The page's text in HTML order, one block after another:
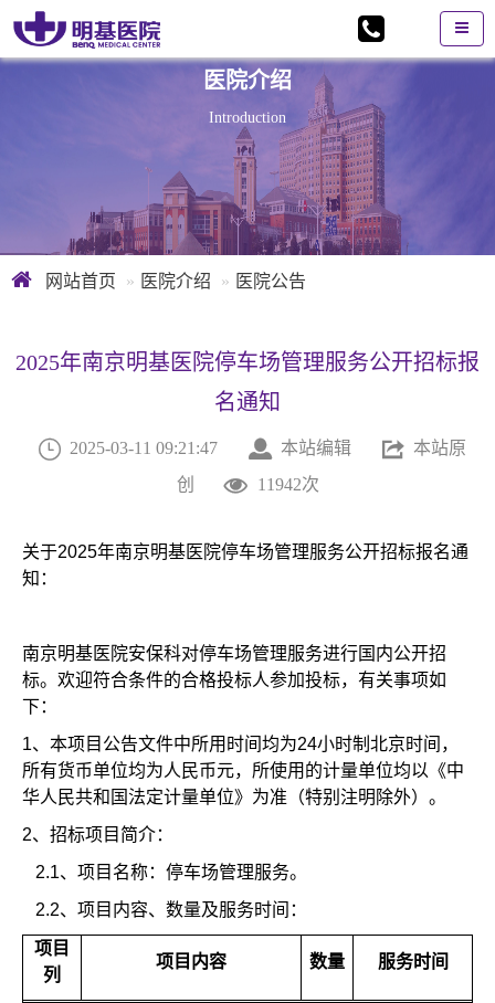
医院介绍
Introduction
网站首页 医院介绍 医院公告
2025年南京明基医院停车场管理服务公开招标报
名通知
 2025-03-11 09:21:47  本站编辑  本站原
创
 11942次
关于2025年南京明基医院停车场管理服务公开招标报名通
知：
南京明基医院安保科对停车场管理服务进行国内公开招
标。欢迎符合条件的合格投标人参加投标，有关事项如
下：
1、本项目公告文件中所用时间均为24小时制北京时间，
所有货币单位均为人民币元，所使用的计量单位均以《中
华人民共和国法定计量单位》为准（特别注明除外）。
2、招标项目简介：
2.1、项目名称：停车场管理服务。
2.2、项目内容、数量及服务时间：
项目
列
项目内容 数量 服务时间